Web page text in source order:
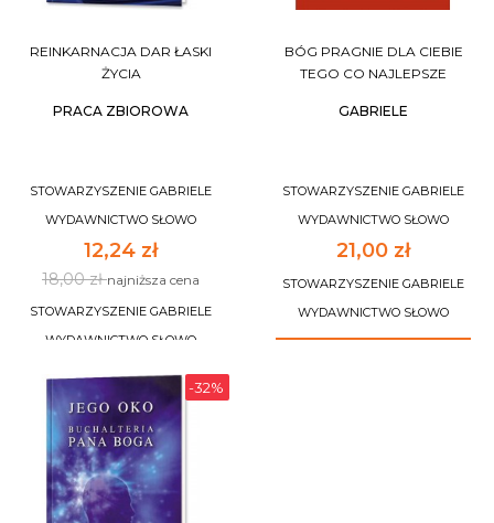
REINKARNACJA DAR ŁASKI
ŻYCIA
PRACA ZBIOROWA
STOWARZYSZENIE GABRIELE
WYDAWNICTWO SŁOWO
12,24 zł
18,00 złnajniższa cena
STOWARZYSZENIE GABRIELE
WYDAWNICTWO SŁOWO
NIEDOSTĘPNY
BÓG PRAGNIE DLA CIEBIE
TEGO CO NAJLEPSZE
GABRIELE
STOWARZYSZENIE GABRIELE
WYDAWNICTWO SŁOWO
21,00 zł
STOWARZYSZENIE GABRIELE
WYDAWNICTWO SŁOWO
-32%